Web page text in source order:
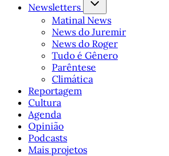
Newsletters
Matinal News
News do Juremir
News do Roger
Tudo é Gênero
Parêntese
Climática
Reportagem
Cultura
Agenda
Opinião
Podcasts
Mais projetos